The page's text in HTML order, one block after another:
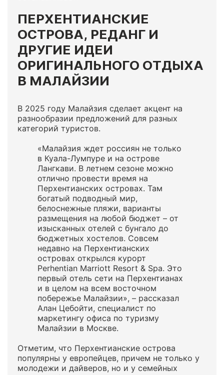
ПЕРХЕНТИАНСКИЕ
ОСТРОВА, РЕДАНГ И
ДРУГИЕ ИДЕИ
ОРИГИНАЛЬНОГО ОТДЫХА
В МАЛАЙЗИИ
В 2025 году Малайзия сделает акцент на
разнообразии предложений для разных
категорий туристов.
«Малайзия ждет россиян не только
в Куала-Лумпуре и на острове
Лангкави. В летнем сезоне можно
отлично провести время на
Перхентианских островах. Там
богатый подводный мир,
белоснежные пляжи, варианты
размещения на любой бюджет – от
изысканных отелей с бунгало до
бюджетных хостелов. Совсем
недавно на Перхентианских
островах открылся курорт
Perhentian Marriott Resort & Spa. Это
первый отель сети на Перхентианах
и в целом на всем восточном
побережье Малайзии», – рассказал
Алан Цебойти, специалист по
маркетингу офиса по туризму
Малайзии в Москве.
Отметим, что Перхентианские острова
популярны у европейцев, причем не только у
молодежи и дайверов, но и у семейных